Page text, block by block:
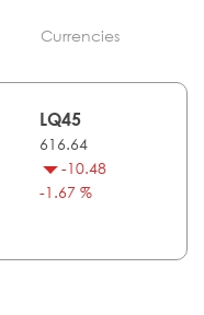
Currencies
LQ45
616.64
-10.48
-1.67 %